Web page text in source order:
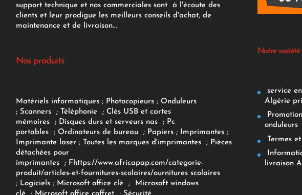
support technique et nos commerciales sont à l'écoute des
clients et leur prodigue les meilleurs conseils d'achat, de
maintenance et de livraison...
Nos produits
Matériels informatiques; Photocopieurs; Onduleurs
; Scanners ; Téléphonie ; Clés USB et cartes
mémoires
; Disques durs et serveurs nas ; Pc
portables
; Ordinateurs de bureau ; Papiers; Imprimantes;
Imprimante laser; Toutes les marques d'imprimantes ; Pièces
détachées pour
imprimantes
; F https://www.africapap.com/categorie-
produit/articles-et-fournitures-scolaires/ournitures scolaires
; Logiciels ; Microsoft office clé ;
Microsoft windows
Notre société
service
Algérie
onduleurs
Termes
livraison